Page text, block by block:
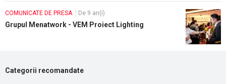
COMUNICATE DE PRESA De 9 an(i)
Grupul Menatwork - VEM Proiect Lighting
Categorii recomandate